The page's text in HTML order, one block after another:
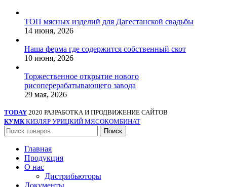
ТОП мясных изделий для Дагестанской свадьбы
14 июня, 2026
Наша ферма где содержится собственный скот
10 июня, 2026
Торжественное открытие нового
рисоперерабатывающего завода
29 мая, 2026
TODAY 2020 РАЗРАБОТКА И ПРОДВИЖЕНИЕ САЙТОВ
КУМК КИЗЛЯР УРИЦКИЙ МЯСОКОМБИНАТ
Поиск
Главная
Продукция
О нас
Дистрибьюторы
Документы